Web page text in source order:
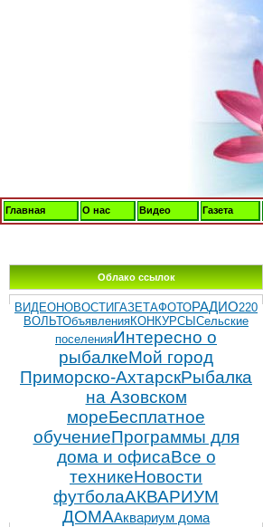
Главная О нас Видео Газета
Облако ссылок
ВИДЕОНОВОСТИ ГАЗЕТАФОТОРАДИО220
ВОЛЬТОбъявленияКОНКУРСЫ Сельские
поселенияИнтересно о
рыбалкеМой город
Приморско-АхтарскРыбалка
на Азовском
мореБесплатное
обучениеПрограммы для
дома и офисаВсе о
техникеНовости
футболаАКВАРИУМ
ДОМААквариум дома